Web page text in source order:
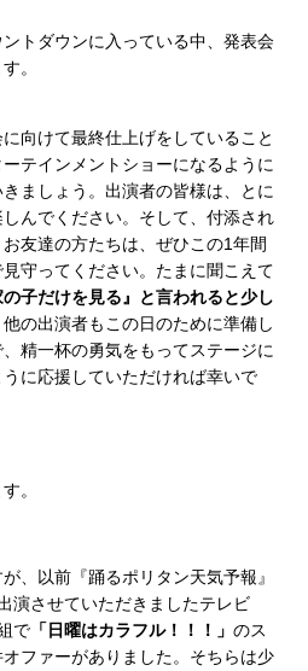
トダウンに入っている中、発表会
。
向けて最終仕上げをしていること
テインメントショーになるように
ましょう。出演者の皆様は、とに
んでください。そして、付添され
友達の方たちは、ぜひこの1年間
守ってください。たまに聞こえて
の子だけを見る』と言われると少し
の出演者もこの日のために準備し
精一杯の勇気をもってステージに
に応援していただければ幸いで
。
、以前『踊るポリタン天気予報』
演させていただきましたテレビ
で 「日曜はカラフル！！！」 のス
ファーがありました。そちらは少